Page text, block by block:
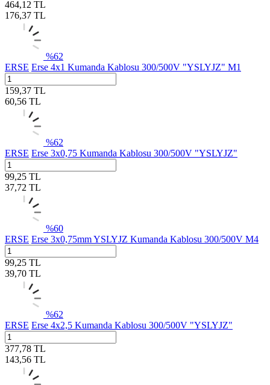
464,12 TL
176,37 TL
%62
ERSE Erse 4x1 Kumanda Kablosu 300/500V "YSLYJZ" M1
159,37 TL
60,56 TL
%62
ERSE Erse 3x0,75 Kumanda Kablosu 300/500V "YSLYJZ"
99,25 TL
37,72 TL
%60
ERSE Erse 3x0,75mm YSLYJZ Kumanda Kablosu 300/500V M4
99,25 TL
39,70 TL
%62
ERSE Erse 4x2,5 Kumanda Kablosu 300/500V "YSLYJZ"
377,78 TL
143,56 TL